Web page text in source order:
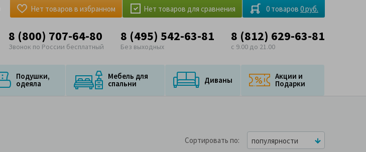
Нет товаров для сравнения
Нет товаров в избранном 0 товаров 0 руб.
8 (800) 707-64-80
Звонок по России бесплатный
8 (495) 542-63-81
Без выходных
8 (812) 629-63-81
с 9.00 до 21.00
Подушки,
одеяла
Мебель для
спальни Диваны Акции и
Подарки
Сортировать по популярности